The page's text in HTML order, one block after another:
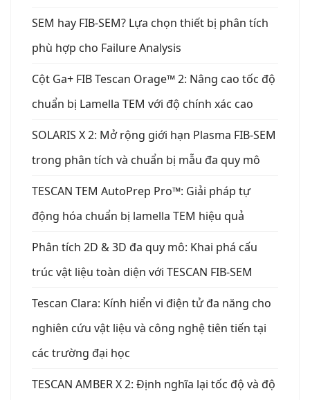
SEM hay FIB-SEM? Lựa chọn thiết bị phân tích
phù hợp cho Failure Analysis
Cột Ga+ FIB Tescan Orage™ 2: Nâng cao tốc độ
chuẩn bị Lamella TEM với độ chính xác cao
SOLARIS X 2: Mở rộng giới hạn Plasma FIB-SEM
trong phân tích và chuẩn bị mẫu đa quy mô
TESCAN TEM AutoPrep Pro™: Giải pháp tự
động hóa chuẩn bị lamella TEM hiệu quả
Phân tích 2D & 3D đa quy mô: Khai phá cấu
trúc vật liệu toàn diện với TESCAN FIB-SEM
Tescan Clara: Kính hiển vi điện tử đa năng cho
nghiên cứu vật liệu và công nghệ tiên tiến tại
các trường đại học
TESCAN AMBER X 2: Định nghĩa lại tốc độ và độ